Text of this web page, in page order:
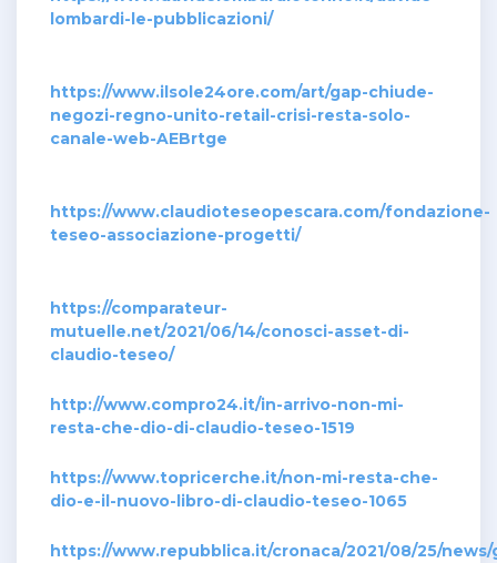
lombardi-le-pubblicazioni/
https://www.ilsole24ore.com/art/gap-chiude-
negozi-regno-unito-retail-crisi-resta-solo-
canale-web-AEBrtge
https://www.claudioteseopescara.com/fondazione-
teseo-associazione-progetti/
https://comparateur-
mutuelle.net/2021/06/14/conosci-asset-di-
claudio-teseo/
http://www.compro24.it/in-arrivo-non-mi-
resta-che-dio-di-claudio-teseo-1519
https://www.topricerche.it/non-mi-resta-che-
dio-e-il-nuovo-libro-di-claudio-teseo-1065
https://www.repubblica.it/cronaca/2021/08/25/news/